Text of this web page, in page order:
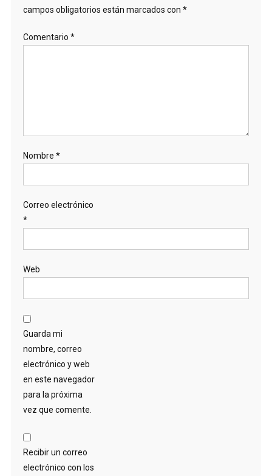
campos obligatorios están marcados con *
Comentario *
Nombre *
Correo electrónico
*
Web
Guarda mi
nombre, correo
electrónico y web
en este navegador
para la próxima
vez que comente.
Recibir un correo
electrónico con los